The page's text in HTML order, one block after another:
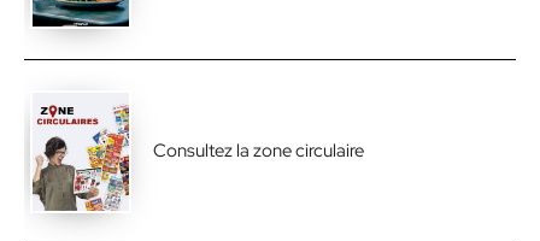
Consultez la zone circulaire